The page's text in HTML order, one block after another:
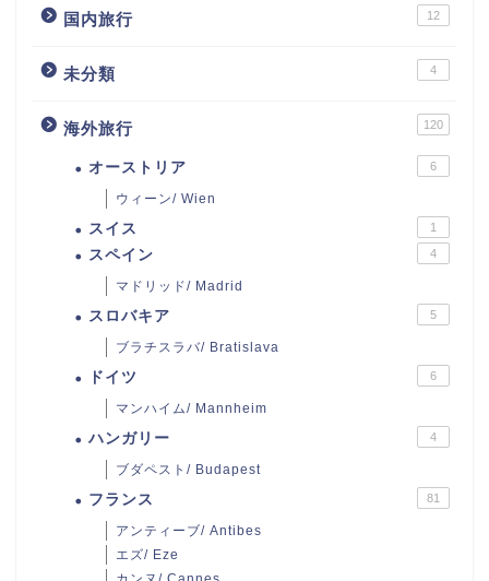
国内旅行 12
未分類 4
海外旅行 120
オーストリア 6
ウィーン/ Wien
スイス 1
スペイン 4
マドリッド/ Madrid
スロバキア 5
ブラチスラバ/ Bratislava
ドイツ 6
マンハイム/ Mannheim
ハンガリー 4
ブダペスト/ Budapest
フランス 81
アンティーブ/ Antibes
エズ/ Eze